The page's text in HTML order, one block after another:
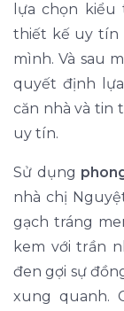
lựa chọn
thiết kế uy tín
mình. Và sau
quyết định
căn nhà và tin
uy tín.
Sử dụng
nhà chị
gạch tráng
kem với trần
đen gợi sự
xung quanh.